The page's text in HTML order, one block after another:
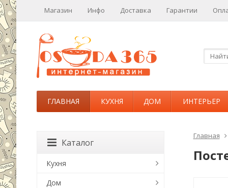
Магазин Инфо Доставка Гарантии
ГЛАВНАЯ КУХНЯ ДОМ ИНТЕРЬЕР
Главная
Каталог
Кухня
Дом